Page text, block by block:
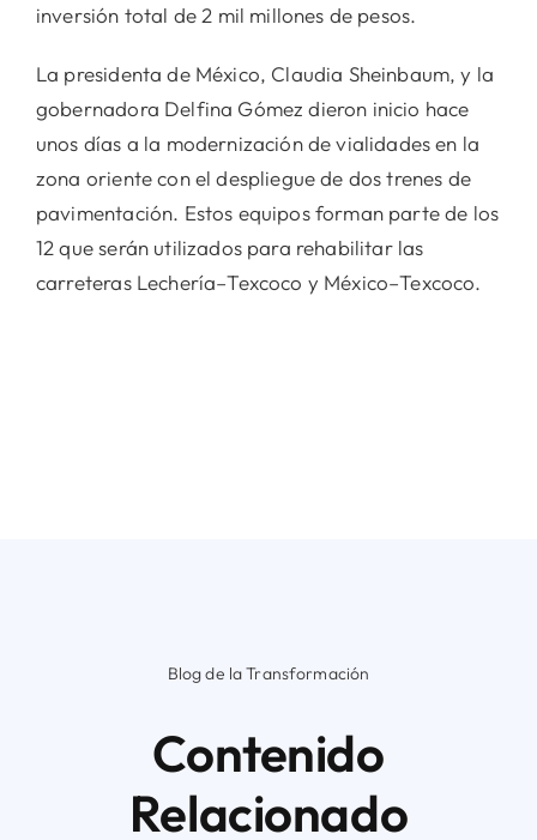
inversión total de 2 mil millones de pesos.
La presidenta de México, Claudia Sheinbaum, y la
gobernadora Delfina Gómez dieron inicio hace
unos días a la modernización de vialidades en la
zona oriente con el despliegue de dos trenes de
pavimentación. Estos equipos forman parte de los
12 que serán utilizados para rehabilitar las
carreteras Lechería–Texcoco y México–Texcoco.
Blog de la Transformación
Contenido
Relacionado